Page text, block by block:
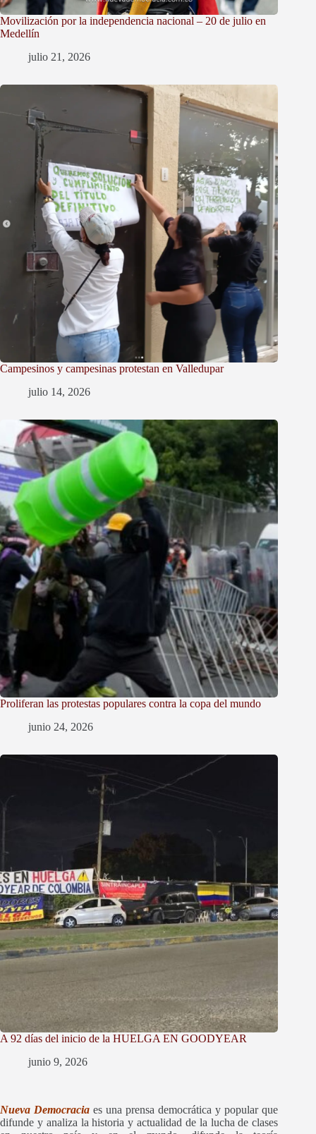
Movilización por la independencia nacional – 20 de julio en
Medellín
julio 21, 2026
Campesinos y campesinas protestan en Valledupar
julio 14, 2026
Proliferan las protestas populares contra la copa del mundo
junio 24, 2026
A 92 días del inicio de la HUELGA EN GOODYEAR
junio 9, 2026
Nueva Democracia es una prensa democrática y popular que
difunde y analiza la historia y actualidad de la lucha de clases